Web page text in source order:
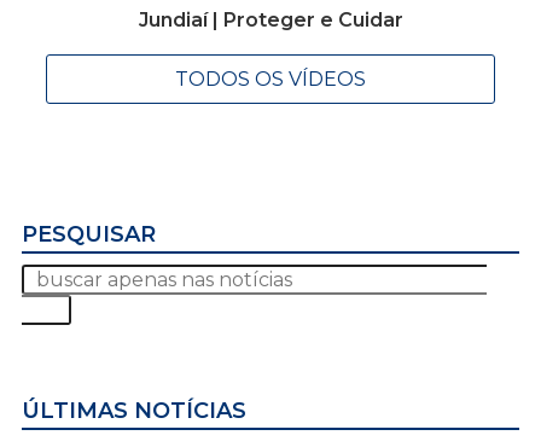
Jundiaí | Proteger e Cuidar
TODOS OS VÍDEOS
PESQUISAR
ÚLTIMAS NOTÍCIAS